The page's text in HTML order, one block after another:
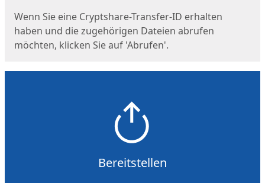
Wenn Sie eine Cryptshare-Transfer-ID erhalten
haben und die zugehörigen Dateien abrufen
möchten, klicken Sie auf 'Abrufen'.
Bereitstellen